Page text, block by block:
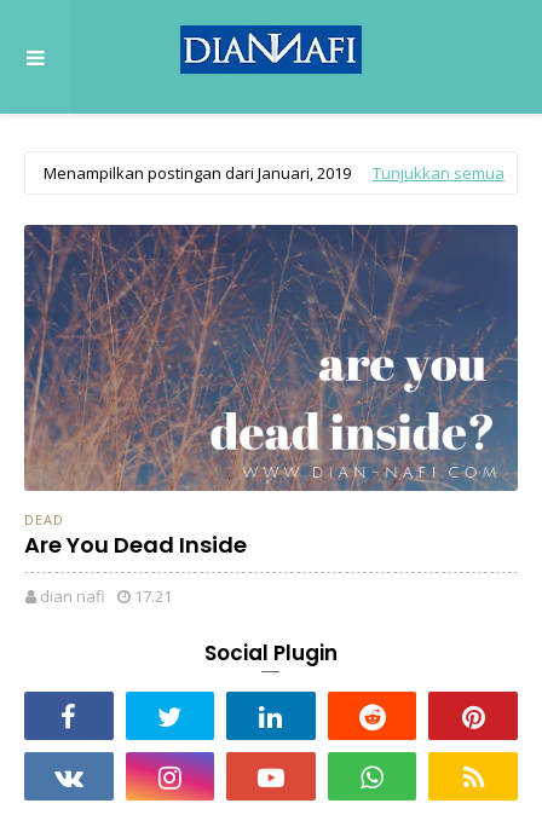
Menampilkan postingan dari Januari, 2019 Tunjukkan semua
DEAD
Are You Dead Inside
dian nafi 17.21
Social Plugin